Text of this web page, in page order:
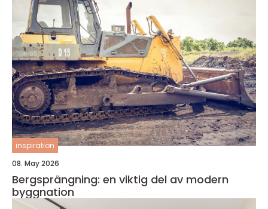
inspiration
08. May 2026
Bergsprängning: en viktig del av modern
byggnation